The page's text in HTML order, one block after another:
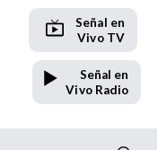
Señal en
Vivo TV
Señal en
Vivo Radio